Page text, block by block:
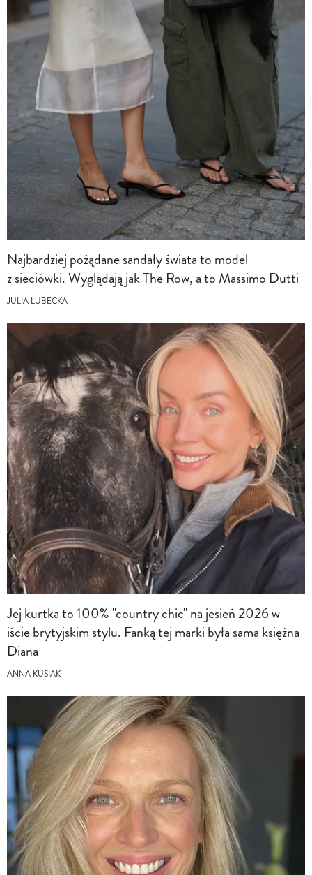
Najbardziej pożądane sandały świata to model
z sieciówki. Wyglądają jak The Row, a to Massimo Dutti
JULIA LUBECKA
Jej kurtka to 100% "country chic" na jesień 2026 w
iście brytyjskim stylu. Fanką tej marki była sama księżna
Diana
ANNA KUSIAK